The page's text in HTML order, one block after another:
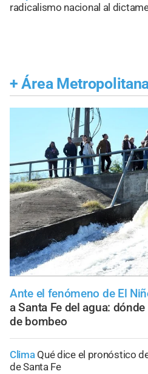
radicalismo nacional al
+ Área
Ante el fenómeno de El
a Santa Fe del agua:
de bombeo
Clima Qué dice el pronóstico
de Santa Fe